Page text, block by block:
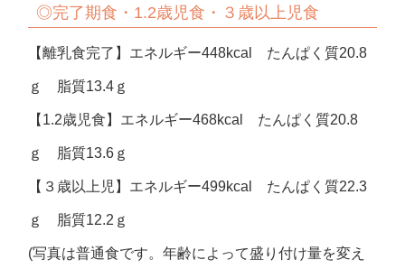
◎完了期食・1.2歳児食・３歳以上児食
【離乳食完了】エネルギー448kcal たんぱく質20.8
ｇ 脂質13.4ｇ
【1.2歳児食】エネルギー468kcal たんぱく質20.8
ｇ 脂質13.6ｇ
【３歳以上児】エネルギー499kcal たんぱく質22.3
ｇ 脂質12.2ｇ
(写真は普通食です。年齢によって盛り付け量を変え